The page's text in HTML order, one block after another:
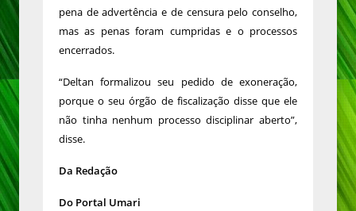
pena de advertência e de censura pelo conselho,
mas as penas foram cumpridas e o processos
encerrados.
“Deltan formalizou seu pedido de exoneração,
porque o seu órgão de fiscalização disse que ele
não tinha nenhum processo disciplinar aberto”,
disse.
Da Redação
Do Portal Umari